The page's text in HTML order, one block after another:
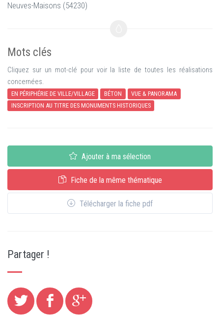
Neuves-Maisons (54230)
Mots clés
Cliquez sur un mot-clé pour voir la liste de toutes les réalisations
concernées.
EN PÉRIPHÉRIE DE VILLE/VILLAGE BÉTON
VUE & PANORAMA
INSCRIPTION AU TITRE DES MONUMENTS HISTORIQUES
Ajouter à ma sélection
Fiche de la même thématique
Télécharger la fiche pdf
Partager !